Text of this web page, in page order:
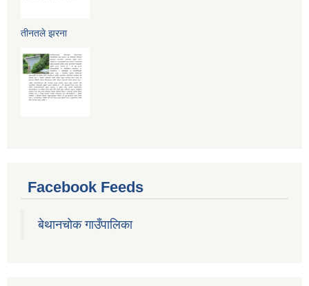
तीनतले झरना
Facebook Feeds
बेथानचोक गाउँपालिका